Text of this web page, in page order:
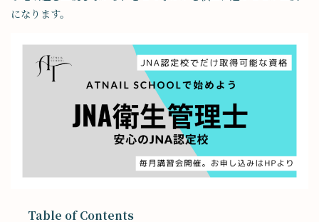
になります。
Table of Contents